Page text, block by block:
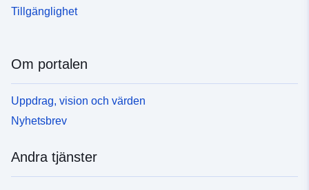
Tillgänglighet
Om portalen
Uppdrag, vision och värden
Nyhetsbrev
Andra tjänster